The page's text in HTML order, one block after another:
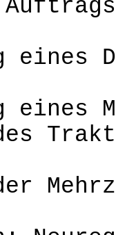
eines